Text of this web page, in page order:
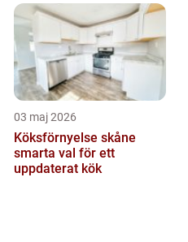
03 maj 2026
Köksförnyelse skåne
smarta val för ett
uppdaterat kök